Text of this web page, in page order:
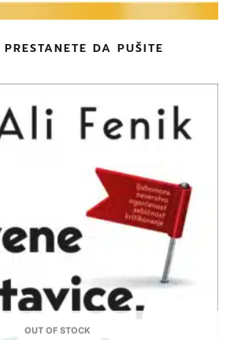
DA PUŠITE
OUT OF STOCK